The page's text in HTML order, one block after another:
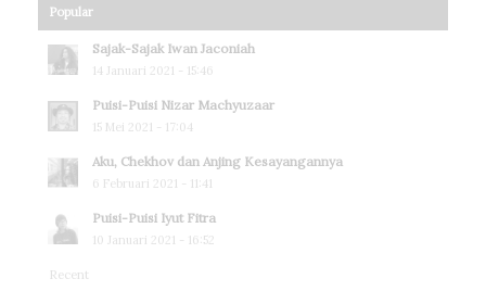
Popular
Sajak-Sajak Iwan Jaconiah
14 Januari 2021 - 15:46
Puisi-Puisi Nizar Machyuzaar
15 Mei 2021 - 17:04
Aku, Chekhov dan Anjing Kesayangannya
6 Februari 2021 - 11:41
Puisi-Puisi Iyut Fitra
10 Januari 2021 - 16:52
Recent